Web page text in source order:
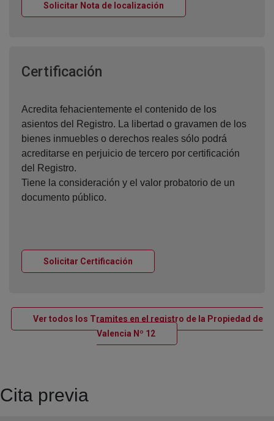
Solicitar Nota de localización
Certificación
Acredita fehacientemente el contenido de los
asientos del Registro. La libertad o gravamen de los
bienes inmuebles o derechos reales sólo podrá
acreditarse en perjuicio de tercero por certificación
del Registro.
Tiene la consideración y el valor probatorio de un
documento público.
Solicitar Certificación
Ver todos los Tramites en el registro de la Propiedad de
Valencia Nº 12 Ventana nueva
Cita previa